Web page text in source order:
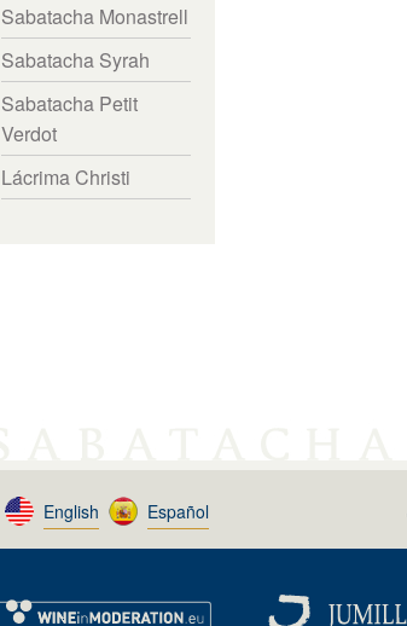
Sabatacha Monastrell
Sabatacha Syrah
Sabatacha Petit
Verdot
Lácrima Christi
English Español